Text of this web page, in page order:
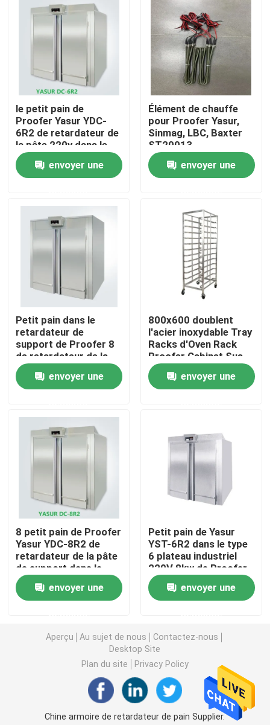
Maison
Des produits
Vidéos
À propos de nous
Visite de l'usine
Contrôle de qualité
Nous contacter
Four à sole de boulangerie
Four de convection de boulangerie
Retardateur Proofer de la pâte
Diviseuse de pâte plus ronde
Machine de mouleur de la pâte
Machine de Sheeter de la pâte
Mélangeur planétaire commercial
Congélateur droit commercial
le petit pain de
Proofer Yasur YDC-
6R2 de retardateur de
la pâte 220v dans le
type 6 étire le plateau
de 40X60cmenvoyer une
Élément de chauffe
pour Proofer Yasur,
Sinmag, LBC, Baxter
ST20013
envoyer une
Petit pain dans le
retardateur de
support de Proofer 8
de retardateur de la
pâte pour faire Yasur
cuire au four YST-8R2
220V 8kw
envoyer une
800x600 doublent
l'acier inoxydable Tray
Racks d'Oven Rack
Proofer Cabinet Sus
304
envoyer une
8 petit pain de Proofer
Yasur YDC-8R2 de
retardateur de la pâte
de support dans le
type 288 Cabinet
d'imperméabilisation
de boulangerie du
envoyer une
Petit pain de Yasur
YST-6R2 dans le type
6 plateau industriel
220V 8kw de Proofer
40X60cm de la pâte
de supportsenvoyer une
Aperçu Au sujet de nous
Contactez-nous
Desktop Site
Plan du site
Privacy Policy
Chine armoire de retardateur de pain Supplier.